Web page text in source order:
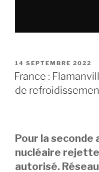
PUBLIÉ
LE
14 SEPTEMBRE 2022
France :
de
Pour la seconde
nucléaire rejette
autorisé.